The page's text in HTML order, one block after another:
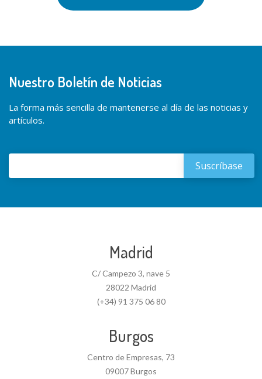
Nuestro Boletín de Noticias
La forma más sencilla de mantenerse al día de las noticias y
artículos.
Madrid
C/ Campezo 3, nave 5
28022 Madrid
(+34) 91 375 06 80
Burgos
Centro de Empresas, 73
09007 Burgos